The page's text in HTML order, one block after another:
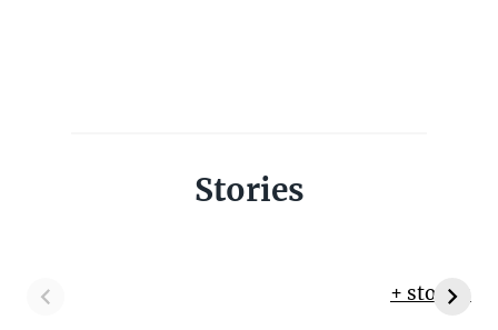
Stories
+ stories